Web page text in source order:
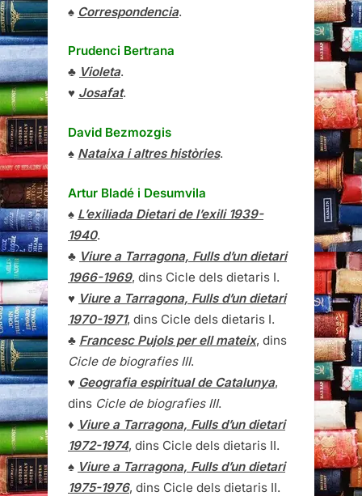
♠ Correspondencia.
Prudenci Bertrana
♣ Violeta.
♥ Josafat.
David Bezmozgis
♠ Nataixa i altres històries.
Artur Bladé i Desumvila
♠ L’exiliada Dietari de l’exili 1939-
1940.
♣ Viure a Tarragona, Fulls d’un dietari
1966-1969, dins Cicle dels dietaris I.
♥ Viure a Tarragona, Fulls d’un dietari
1970-1971, dins Cicle dels dietaris I.
♣ Francesc Pujols per ell mateix, dins
Cicle de biografies III.
♥ Geografia espiritual de Catalunya,
dins Cicle de biografies III.
♦ Viure a Tarragona, Fulls d’un dietari
1972-1974, dins Cicle dels dietaris II.
♠ Viure a Tarragona, Fulls d’un dietari
1975-1976, dins Cicle dels dietaris II.